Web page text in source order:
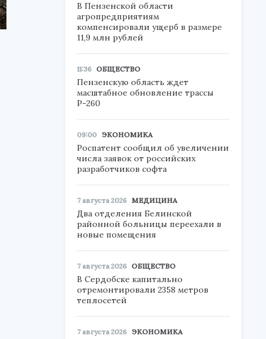
В Пензенской области
агропредприятиям
компенсировали ущерб в размере
11,9 млн рублей
11:36 ОБЩЕСТВО
Пензенскую область ждет
масштабное обновление трассы
Р-260
09:00 ЭКОНОМИКА
Роспатент сообщил об увеличении
числа заявок от российских
разработчиков софта
7 августа 2026 МЕДИЦИНА
Два отделения Белинской
районной больницы переехали в
новые помещения
7 августа 2026 ОБЩЕСТВО
В Сердобске капитально
отремонтировали 2358 метров
теплосетей
7 августа 2026 ЭКОНОМИКА